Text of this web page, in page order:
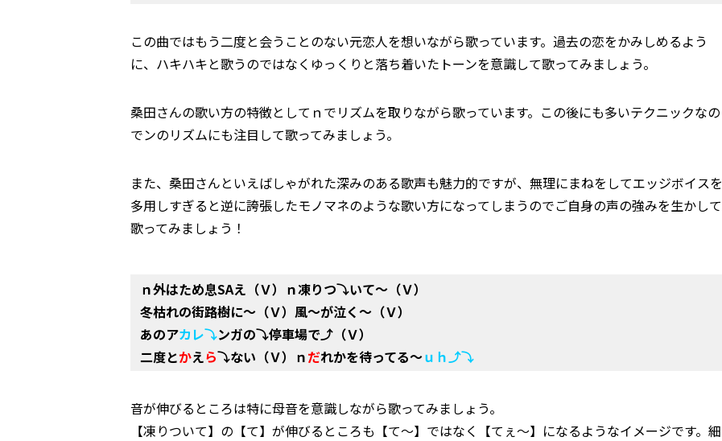
この曲ではもう二度と会うことのない元恋人を想いながら歌っています。過去の恋をかみしめるよう
に、ハキハキと歌うのではなくゆっくりと落ち着いたトーンを意識して歌ってみましょう。
桑田さんの歌い方の特徴としてｎでリズムを取りながら歌っています。この後にも多いテクニックなの
でンのリズムにも注目して歌ってみましょう。
また、桑田さんといえばしゃがれた深みのある歌声も魅力的ですが、無理にまねをしてエッジボイスを
多用しすぎると逆に誇張したモノマネのような歌い方になってしまうのでご自身の声の強みを生かして
歌ってみましょう！
ｎ外はため息SAえ（Ｖ）ｎ凍りつ⤵いて～（Ｖ）
冬枯れの街路樹に～（Ｖ）風～が泣く～（Ｖ）
あのアカレ⤵ンガの⤵停車場で⤴（Ｖ）
二度とかえら⤵ない（Ｖ）ｎだれかを待ってる～ｕｈ⤴⤵
音が伸びるところは特に母音を意識しながら歌ってみましょう。
【凍りついて】の【て】が伸びるところも【て～】ではなく【てぇ～】になるようなイメージです。細